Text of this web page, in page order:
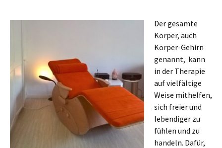
Der gesamte
Körper, auch
Körper-Gehirn
genannt, kann
in der Therapie
auf vielfältige
Weise mithelfen,
sich freier und
lebendiger zu
fühlen und zu
handeln. Dafür,